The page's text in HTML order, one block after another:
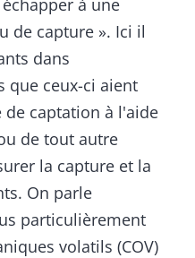
à une
de capture ». Ici il
dans
que ceux-ci aient
de captation à l'aide
de tout autre
la capture et la
On parle
particulièrement
volatils (COV)